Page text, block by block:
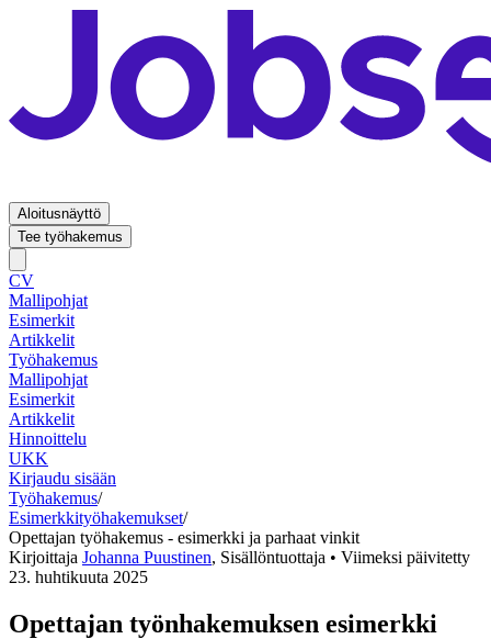
Aloitusnäyttö
Tee työhakemus
CV
Mallipohjat
Esimerkit
Artikkelit
Työhakemus
Mallipohjat
Esimerkit
Artikkelit
Hinnoittelu
UKK
Kirjaudu sisään
Työhakemus/
Esimerkkityöhakemukset/
Opettajan työhakemus - esimerkki ja parhaat vinkit
Kirjoittaja Johanna Puustinen, Sisällöntuottaja • Viimeksi päivitetty
23. huhtikuuta 2025
Opettajan työnhakemuksen esimerkki